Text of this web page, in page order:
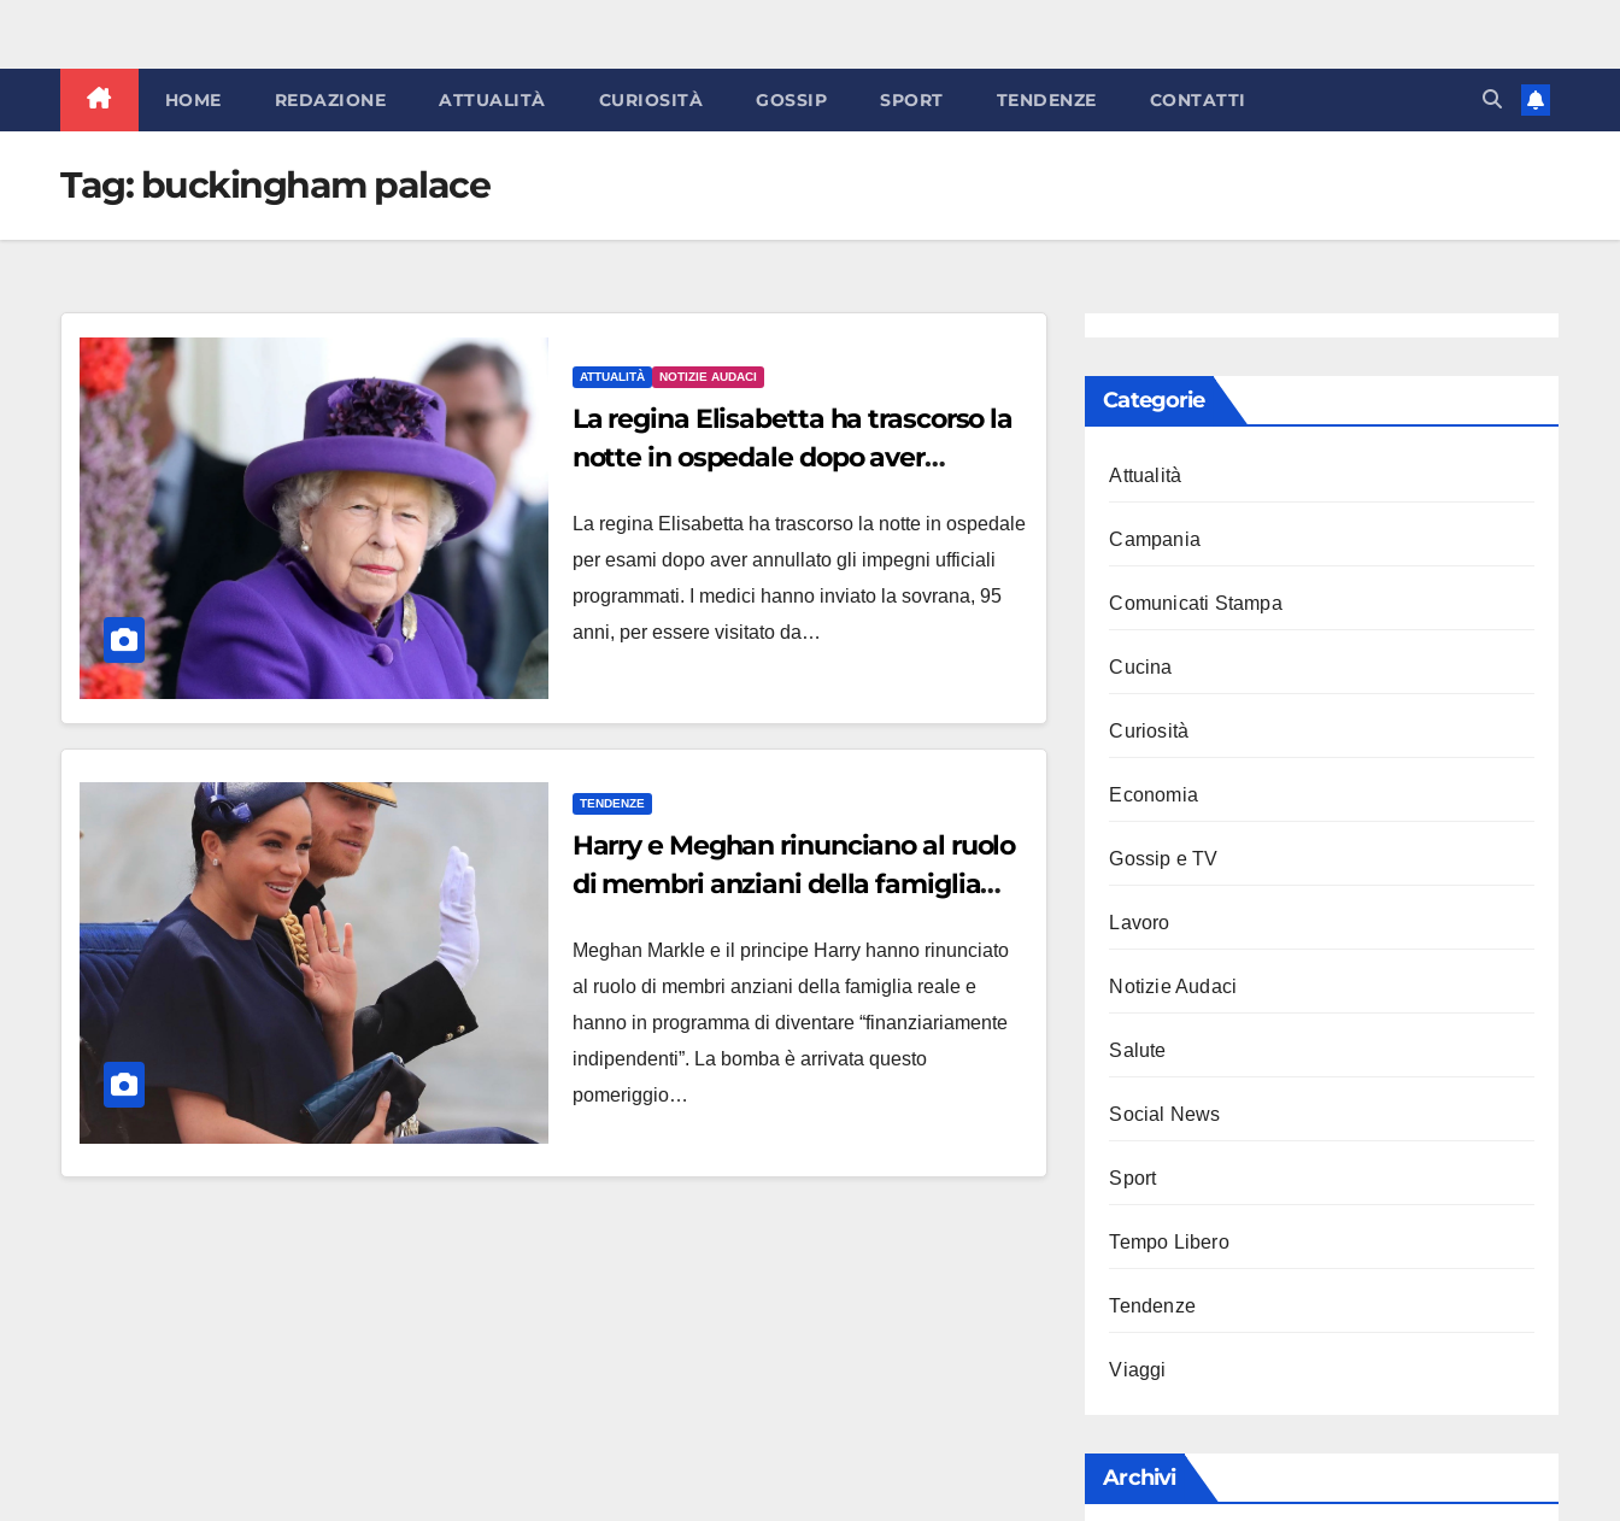
HOME REDAZIONE ATTUALITÀ CURIOSITÀ GOSSIP SPORT TENDENZE CONTATTI
Tag: buckingham palace
ATTUALITÀ NOTIZIE AUDACI
La regina Elisabetta ha trascorso la
notte in ospedale dopo aver
Nord
La regina Elisabetta ha trascorso la notte in ospedale
per esami dopo aver annullato gli impegni ufficiali
programmati. I medici hanno inviato la sovrana, 95
anni, per essere visitato da…
TENDENZE
Harry e Meghan rinunciano al ruolo
di membri anziani della famiglia
America
Meghan Markle e il principe Harry hanno rinunciato
al ruolo di membri anziani della famiglia reale e
hanno in programma di diventare “finanziariamente
indipendenti”. La bomba è arrivata questo
pomeriggio…
Categorie
Attualità
Campania
Comunicati Stampa
Cucina
Curiosità
Economia
Gossip e TV
Lavoro
Notizie Audaci
Salute
Social News
Sport
Tempo Libero
Tendenze
Viaggi
Archivi